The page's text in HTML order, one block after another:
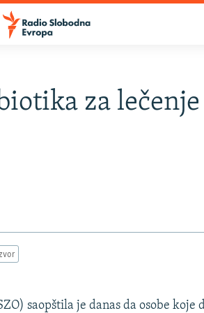
za lečenje
saopštila je danas da osobe koje